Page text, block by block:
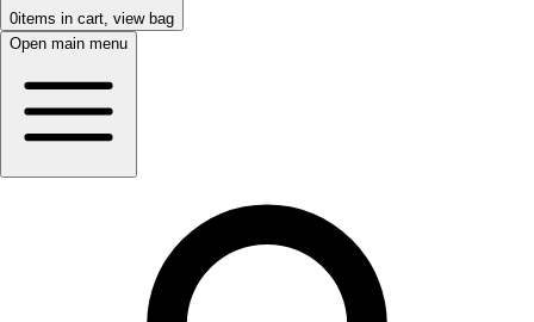
0items in cart, view bag
Open main menu